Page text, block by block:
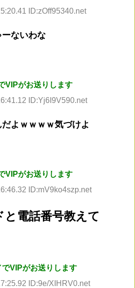
ID:zOff95340.net
ないわな
VIPがお送りします
ID:Yj6I9V590.net
よｗｗｗｗ気づけよ
VIPがお送りします
ID:mV9ko4szp.net
と電話番号教えて
VIPがお送りします
ID:9e/XIHRV0.net